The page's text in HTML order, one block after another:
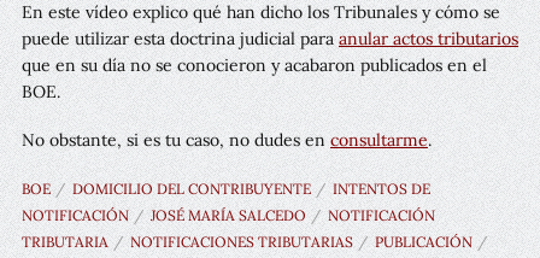
En este vídeo explico qué han dicho los Tribunales y cómo se
puede utilizar esta doctrina judicial paraanular actos tributarios
que en su día no se conocieron y acabaron publicados en el
BOE.
No obstante, si es tu caso, no dudes enconsultarme.
BOE DOMICILIO DEL CONTRIBUYENTE
INTENTOS DE
NOTIFICACIÓN
JOSÉ MARÍA SALCEDO
NOTIFICACIÓN
TRIBUTARIA
NOTIFICACIONES TRIBUTARIAS
PUBLICACIÓN